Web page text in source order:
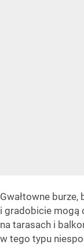
Gwałtowne burze,
i gradobicie mogą
na tarasach i
w tego typu